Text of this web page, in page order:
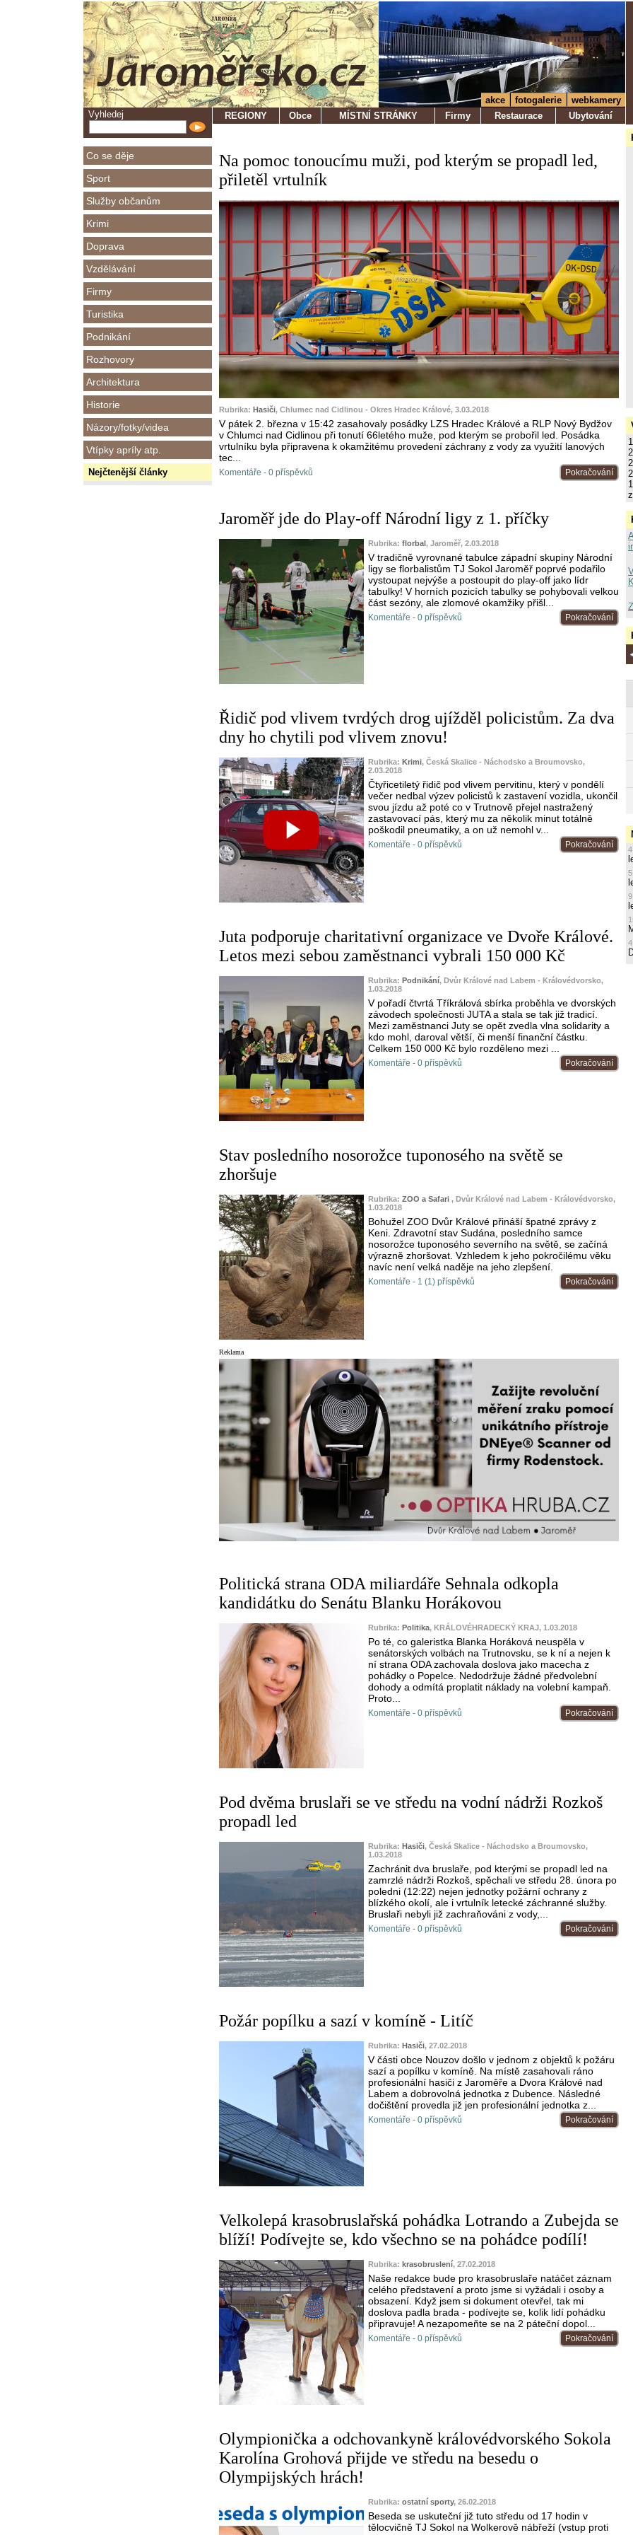
Vyhledej
Co se děje
Sport
Služby občanům
Krimi
Doprava
Vzdělávání
Firmy
Turistika
Podnikání
Rozhovory
Architektura
Historie
Názory/fotky/videa
Vtípky apríly atp.
Nejčtenější články
akce fotogalerie
webkamery
REGIONY
Obce MÍSTNÍ STRÁNKY Firmy Restaurace Ubytování
Na pomoc tonoucímu muži, pod kterým se propadl led,
přiletěl vrtulník
Rubrika: Hasiči, Chlumec nad Cidlinou - Okres Hradec Králové, 3.03.2018
V pátek 2. března v 15:42 zasahovaly posádky LZS Hradec Králové a RLP Nový Bydžov
v Chlumci nad Cidlinou při tonutí 66letého muže, pod kterým se probořil led. Posádka
vrtulníku byla připravena k okamžitému provedení záchrany z vody za využití lanových
tec...
Pokračování
Komentáře - 0 příspěvků
Jaroměř jde do Play-off Národní ligy z 1. příčky
Rubrika: florbal, Jaroměř, 2.03.2018
V tradičně vyrovnané tabulce západní skupiny Národní
ligy se florbalistům TJ Sokol Jaroměř poprvé podařilo
vystoupat nejvýše a postoupit do play-off jako lídr
tabulky! V horních pozicích tabulky se pohybovali velkou
část sezóny, ale zlomové okamžiky přišl...
Pokračování
Komentáře - 0 příspěvků
Řidič pod vlivem tvrdých drog ujížděl policistům. Za dva
dny ho chytili pod vlivem znovu!
Rubrika: Krimi, Česká Skalice - Náchodsko a Broumovsko,
2.03.2018
Čtyřicetiletý řidič pod vlivem pervitinu, který v pondělí
večer nedbal výzev policistů k zastavení vozidla, ukončil
svou jízdu až poté co v Trutnově přejel nastražený
zastavovací pás, který mu za několik minut totálně
poškodil pneumatiky, a on už nemohl v...
Pokračování
Komentáře - 0 příspěvků
Juta podporuje charitativní organizace ve Dvoře Králové.
Letos mezi sebou zaměstnanci vybrali 150 000 Kč
Rubrika: Podnikání, Dvůr Králové nad Labem - Královédvorsko,
1.03.2018
V pořadí čtvrtá Tříkrálová sbírka proběhla ve dvorských
závodech společnosti JUTA a stala se tak již tradicí.
Mezi zaměstnanci Juty se opět zvedla vlna solidarity a
kdo mohl, daroval větší, či menší finanční částku.
Celkem 150 000 Kč bylo rozděleno mezi ...
Pokračování
Komentáře - 0 příspěvků
Stav posledního nosorožce tuponosého na světě se
zhoršuje
Rubrika: ZOO a Safari , Dvůr Králové nad Labem - Královédvorsko,
1.03.2018
Bohužel ZOO Dvůr Králové přináší špatné zprávy z
Keni. Zdravotní stav Sudána, posledního samce
nosorožce tuponosého severního na světě, se začíná
výrazně zhoršovat. Vzhledem k jeho pokročilému věku
navíc není velká naděje na jeho zlepšení.
Pokračování
Komentáře - 1 (1) příspěvků
Reklama
Politická strana ODA miliardáře Sehnala odkopla
kandidátku do Senátu Blanku Horákovou
Rubrika: Politika, KRÁLOVÉHRADECKÝ KRAJ, 1.03.2018
Po té, co galeristka Blanka Horáková neuspěla v
senátorských volbách na Trutnovsku, se k ní a nejen k
ní strana ODA zachovala doslova jako macecha z
pohádky o Popelce. Nedodržuje žádné předvolební
dohody a odmítá proplatit náklady na volební kampaň.
Proto...
Pokračování
Komentáře - 0 příspěvků
Pod dvěma bruslaři se ve středu na vodní nádrži Rozkoš
propadl led
Rubrika: Hasiči, Česká Skalice - Náchodsko a Broumovsko,
1.03.2018
Zachránit dva bruslaře, pod kterými se propadl led na
zamrzlé nádrži Rozkoš, spěchali ve středu 28. února po
poledni (12:22) nejen jednotky požární ochrany z
blízkého okolí, ale i vrtulník letecké záchranné služby.
Bruslaři nebyli již zachraňováni z vody,...
Pokračování
Komentáře - 0 příspěvků
Požár popílku a sazí v komíně - Litíč
Rubrika: Hasiči, 27.02.2018
V části obce Nouzov došlo v jednom z objektů k požáru
sazí a popílku v komíně. Na místě zasahovali ráno
profesionální hasiči z Jaroměře a Dvora Králové nad
Labem a dobrovolná jednotka z Dubence. Následné
dočištění provedla již jen profesionální jednotka z...
Pokračování
Komentáře - 0 příspěvků
Velkolepá krasobruslařská pohádka Lotrando a Zubejda se
blíží! Podívejte se, kdo všechno se na pohádce podílí!
Rubrika: krasobruslení, 27.02.2018
Naše redakce bude pro krasobruslaře natáčet záznam
celého představení a proto jsme si vyžádali i osoby a
obsazení. Když jsem si dokument otevřel, tak mi
doslova padla brada - podívejte se, kolik lidí pohádku
připravuje! A nezapomeňte se na 2 páteční dopol...
Pokračování
Komentáře - 0 příspěvků
Olympionička a odchovankyně královédvorského Sokola
Karolína Grohová přijde ve středu na besedu o
Olympijských hrách!
Rubrika: ostatní sporty, 26.02.2018
Beseda se uskuteční již tuto středu od 17 hodin v
tělocvičně TJ Sokol na Wolkerově nábřeží (vstup proti